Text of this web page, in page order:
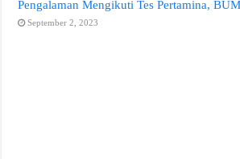
Pengalaman Mengikuti Tes Pertamina,
September 2, 2023